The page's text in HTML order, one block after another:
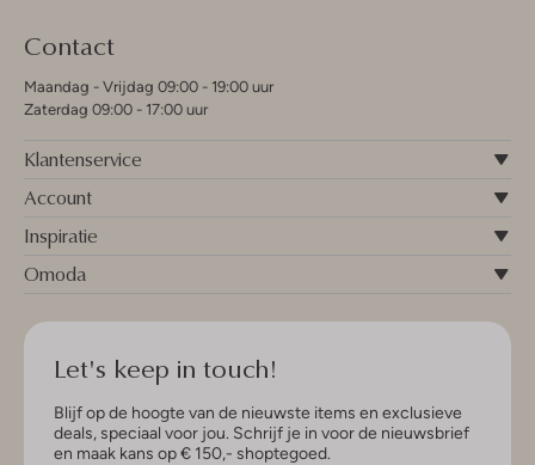
Contact
Maandag - Vrijdag 09:00 - 19:00 uur
Zaterdag 09:00 - 17:00 uur
Klantenservice
Account
Inspiratie
Omoda
Let's keep in touch!
Blijf op de hoogte van de nieuwste items en exclusieve
deals, speciaal voor jou. Schrijf je in voor de nieuwsbrief
en maak kans op € 150,- shoptegoed.